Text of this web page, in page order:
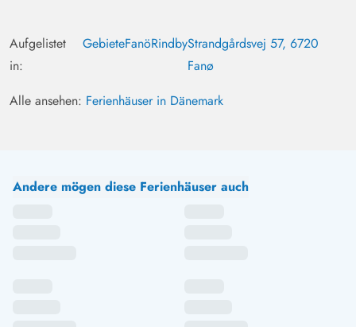
Aufgelistet
in:
GebieteFanöRindbyStrandgårdsvej 57, 6720
Fanø
Alle ansehen: Ferienhäuser in Dänemark
Andere mögen diese Ferienhäuser auch